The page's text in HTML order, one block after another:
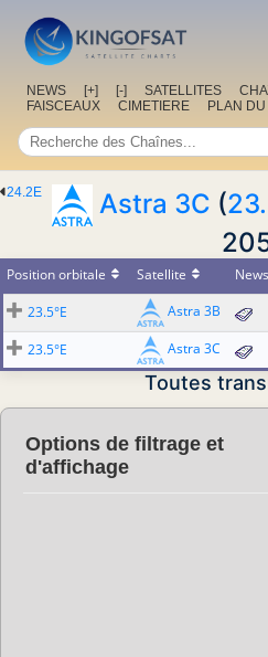
NEWS [+] [-] SATELLITES
FAISCEAUX
CIMETIERE PLAN
24.2E Astra 3C (
Position orbitale Satellite News
23.5°E
Astra 3B
23.5°E
Astra 3C
Toutes
Options de filtrage et
d'affichage